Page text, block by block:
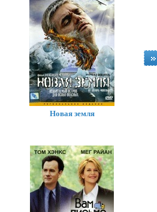
Новая земля